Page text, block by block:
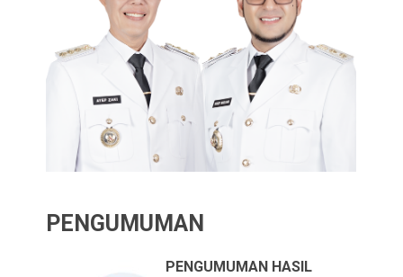
PENGUMUMAN
PENGUMUMAN HASIL